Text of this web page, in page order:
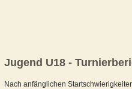
Jugend U18 -
Nach anfänglichen